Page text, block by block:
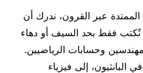
الممتدة عبر القرون، ندرك أن
فقط بحد السيف أو دهاء
وحسابات الرياضيين.
البانثيون، إلى فيزياء